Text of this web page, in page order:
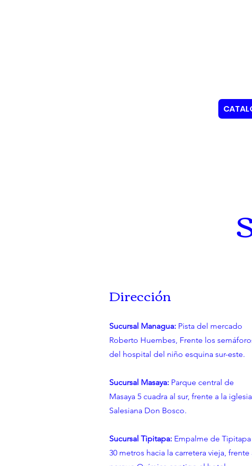
Dirección
Sucursal Managua: Pista del mercado
Roberto Huembes, Frente los
del hospital del niño esquina sur-este.
Sucursal Masaya: Parque central de
Masaya 5 cuadra al sur, frente a la iglesia
Salesiana Don Bosco.
Sucursal Tipitapa: Empalme de Tipitapa
30 metros hacia la carretera vieja, frente